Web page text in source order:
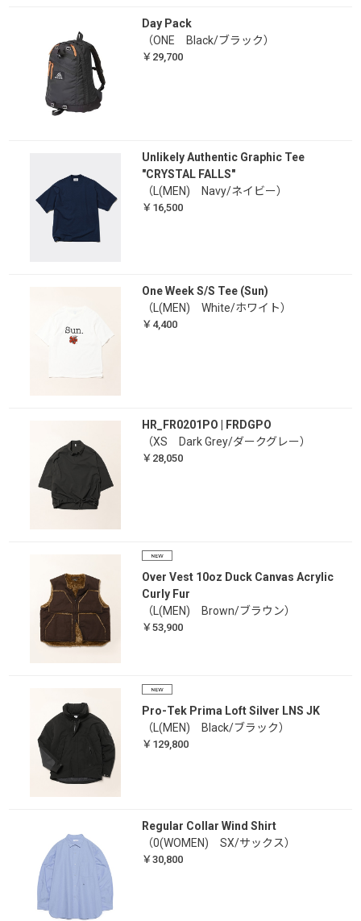
Day Pack
（ONE Black/ブラック）
￥29,700
Unlikely Authentic Graphic Tee
"CRYSTAL FALLS"
（L(MEN) Navy/ネイビー）
￥16,500
One Week S/S Tee (Sun)
（L(MEN) White/ホワイト）
￥4,400
HR_FR0201PO | FRDGPO
（XS Dark Grey/ダークグレー）
￥28,050
Over Vest 10oz Duck Canvas Acrylic
Curly Fur
（L(MEN) Brown/ブラウン）
￥53,900
Pro-Tek Prima Loft Silver LNS JK
（L(MEN) Black/ブラック）
￥129,800
Regular Collar Wind Shirt
（0(WOMEN) SX/サックス）
￥30,800